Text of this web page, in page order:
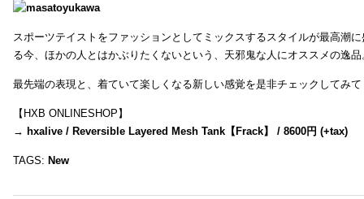
スポーツテイストをファッションとしてミックスするスタイルが最高潮
る今、ほかの人とはかぶりたくないという、天邪鬼な人にオススメの逸品
最先端の表現と、着ていて楽しくなる新しい感覚を是非チェックしてみ
【HXB ONLINESHOP】
→ hxalive / Reversible Layered Mesh Tank【Frack】 / 8600円 (+tax)
TAGS: New